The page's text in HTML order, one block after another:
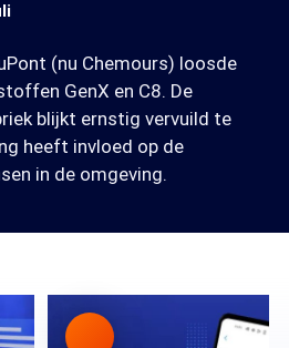
(nu Chemours) loosde
GenX en C8. De
blijkt ernstig vervuild te
heeft invloed op de
in de omgeving.